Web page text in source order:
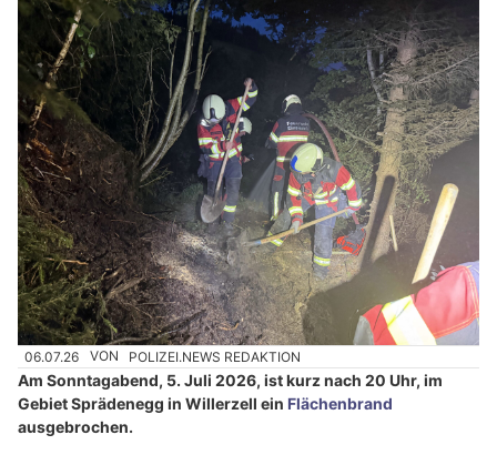
06.07.26 VON POLIZEI.NEWS REDAKTION
Am Sonntagabend, 5. Juli 2026, ist kurz nach 20 Uhr, im
Gebiet Sprädenegg in Willerzell ein Flächenbrand
ausgebrochen.